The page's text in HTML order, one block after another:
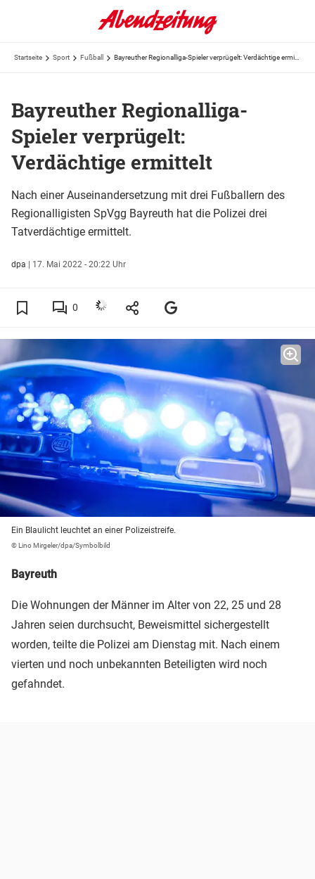
Startseite Sport Fußball
Bayreuther Regionalliga-
Spieler verprügelt:
Verdächtige ermittelt
Nach einer Auseinandersetzung mit drei Fußballern des
Regionalligisten SpVgg Bayreuth hat die Polizei drei
Tatverdächtige ermittelt.
dpa | 17. Mai 2022 - 20:22 Uhr
0
Ein Blaulicht leuchtet an einer Polizeistreife.
© Lino Mirgeler/dpa/Symbolbild
Bayreuth
Die Wohnungen der Männer im Alter von 22, 25 und 28
Jahren seien durchsucht, Beweismittel sichergestellt
worden, teilte die Polizei am Dienstag mit. Nach einem
vierten und noch unbekannten Beteiligten wird noch
gefahndet.